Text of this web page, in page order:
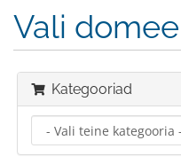
Vali
Kategooriad